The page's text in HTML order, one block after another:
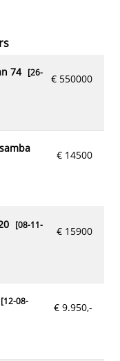
€ 550000
74[26-
€ 14500
€ 15900
[08-11-
€ 9.950,-
08-